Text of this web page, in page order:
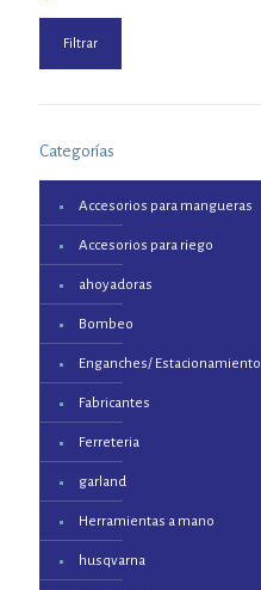
mínimo
máximo
Filtrar
Categorías
Accesorios para mangueras
Accesorios para riego
ahoyadoras
Bombeo
Enganches/ Estacionamiento
Fabricantes
Ferreteria
garland
Herramientas a mano
husqvarna